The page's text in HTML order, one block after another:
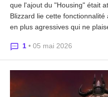
que l'ajout du "Housing" était
Blizzard lie cette
en plus agressives qui ne
1 • 05 mai 2026